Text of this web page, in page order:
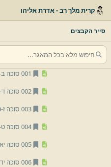
קרית מלך רב - אדרת אליהו
סייר הקבצים
02 שבת
04 סוכה
001 סוכה ב-
002 סוכה ד-
003 סוכה ז-
004 סוכה ט-
005 סוכה יא-
006 סוכה יד-